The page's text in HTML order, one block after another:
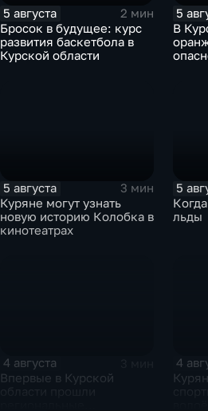
5 августа
2 мин
Бросок в будущее: курс
развития баскетбола в
Курской области
5
В
5 августа
3 мин
Куряне могут узнать
новую историю Колобка в
кинотеатрах
5
льды
4 августа
Впервые в Курской
4